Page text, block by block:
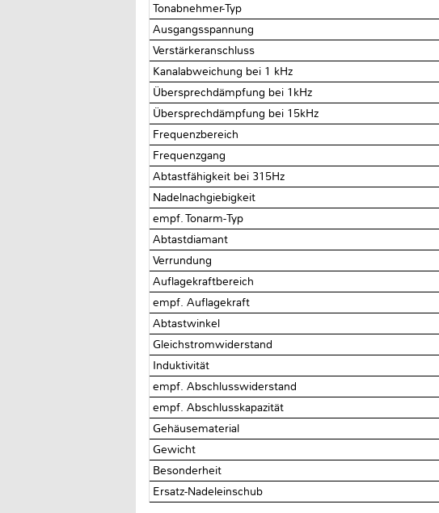
Tonabnehmer-Typ
Ausgangsspannung
Verstärkeranschluss
Kanalabweichung bei 1 kHz
Übersprechdämpfung bei 1kHz
Übersprechdämpfung bei 15kHz
Frequenzbereich
Frequenzgang
Abtastfähigkeit bei 315Hz
Nadelnachgiebigkeit
empf. Tonarm-Typ
Abtastdiamant
Verrundung
Auflagekraftbereich
empf. Auflagekraft
Abtastwinkel
Gleichstromwiderstand
Induktivität
empf. Abschlusswiderstand
empf. Abschlusskapazität
Gehäusematerial
Gewicht
Besonderheit
Ersatz-Nadeleinschub